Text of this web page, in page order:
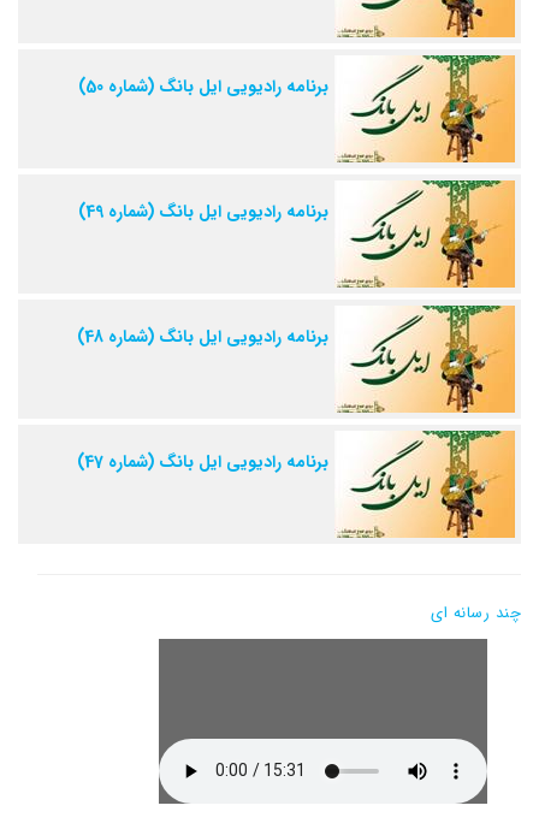
برنامه رادیویی ایل بانگ (شماره 50)
برنامه رادیویی ایل بانگ (شماره 49)
برنامه رادیویی ایل بانگ (شماره 48)
برنامه رادیویی ایل بانگ (شماره 47)
چند رسانه ای